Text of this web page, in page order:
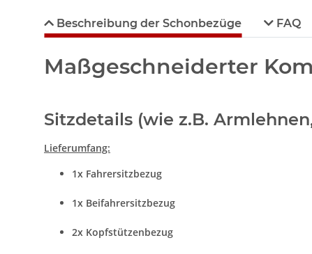
Beschreibung der Schonbezüge FAQ
Maßgeschneiderter
Sitzdetails (wie z.B.
Lieferumfang:
1x Fahrersitzbezug
1x Beifahrersitzbezug
2x Kopfstützenbezug